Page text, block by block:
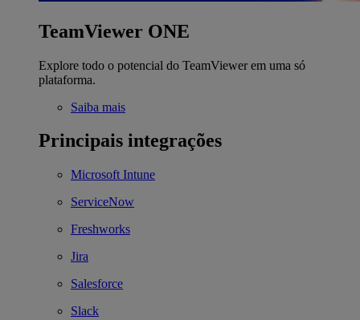
TeamViewer ONE
Explore todo o potencial do TeamViewer em uma só
plataforma.
Saiba mais
Principais integrações
Microsoft Intune
ServiceNow
Freshworks
Jira
Salesforce
Slack